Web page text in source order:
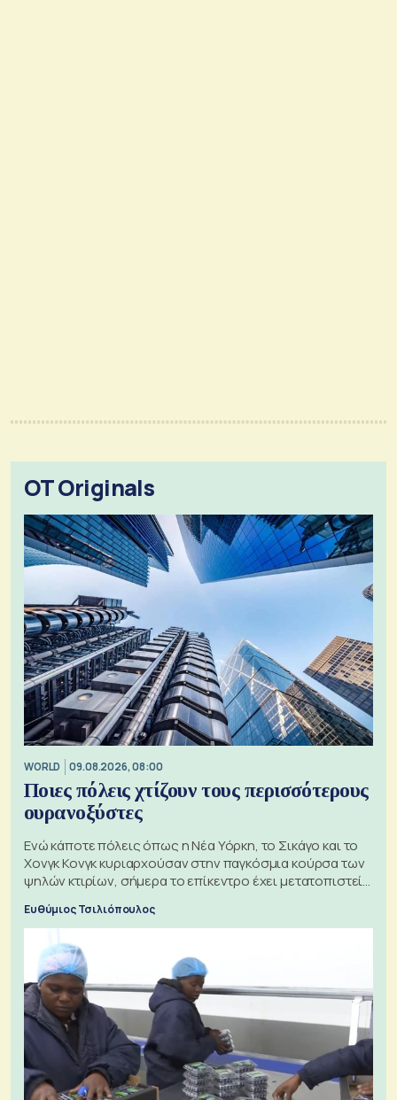
OT Originals
WORLD 09.08.2026, 08:00
Ποιες πόλεις χτίζουν τους περισσότερους
ουρανοξύστες
Ενώ κάποτε πόλεις όπως η Νέα Υόρκη, το Σικάγο και το
Χονγκ Κονγκ κυριαρχούσαν στην παγκόσμια κούρσα των
ψηλών κτιρίων, σήμερα το επίκεντρο έχει μετατοπιστεί
Ευθύμιος Τσιλιόπουλος